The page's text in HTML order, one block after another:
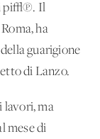
pi√π. Il
ha
guarigione
di Lanzo.
lavori, ma
mese di